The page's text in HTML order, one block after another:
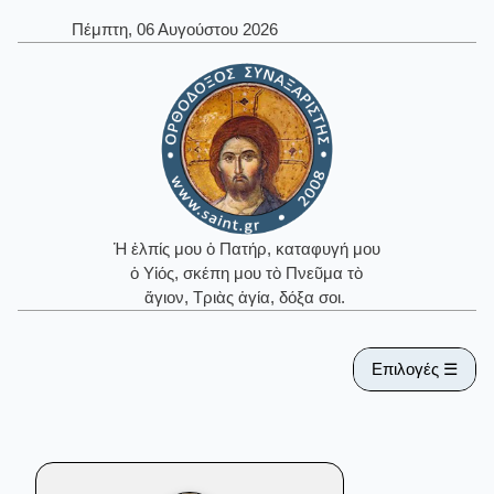
Πέμπτη, 06 Αυγούστου 2026
Ἡ ἐλπίς μου ὁ Πατήρ, καταφυγή μου
ὁ Υἱός, σκέπη μου τὸ Πνεῦμα τὸ
ἅγιον, Τριὰς ἁγία, δόξα σοι.
Επιλογές ☰